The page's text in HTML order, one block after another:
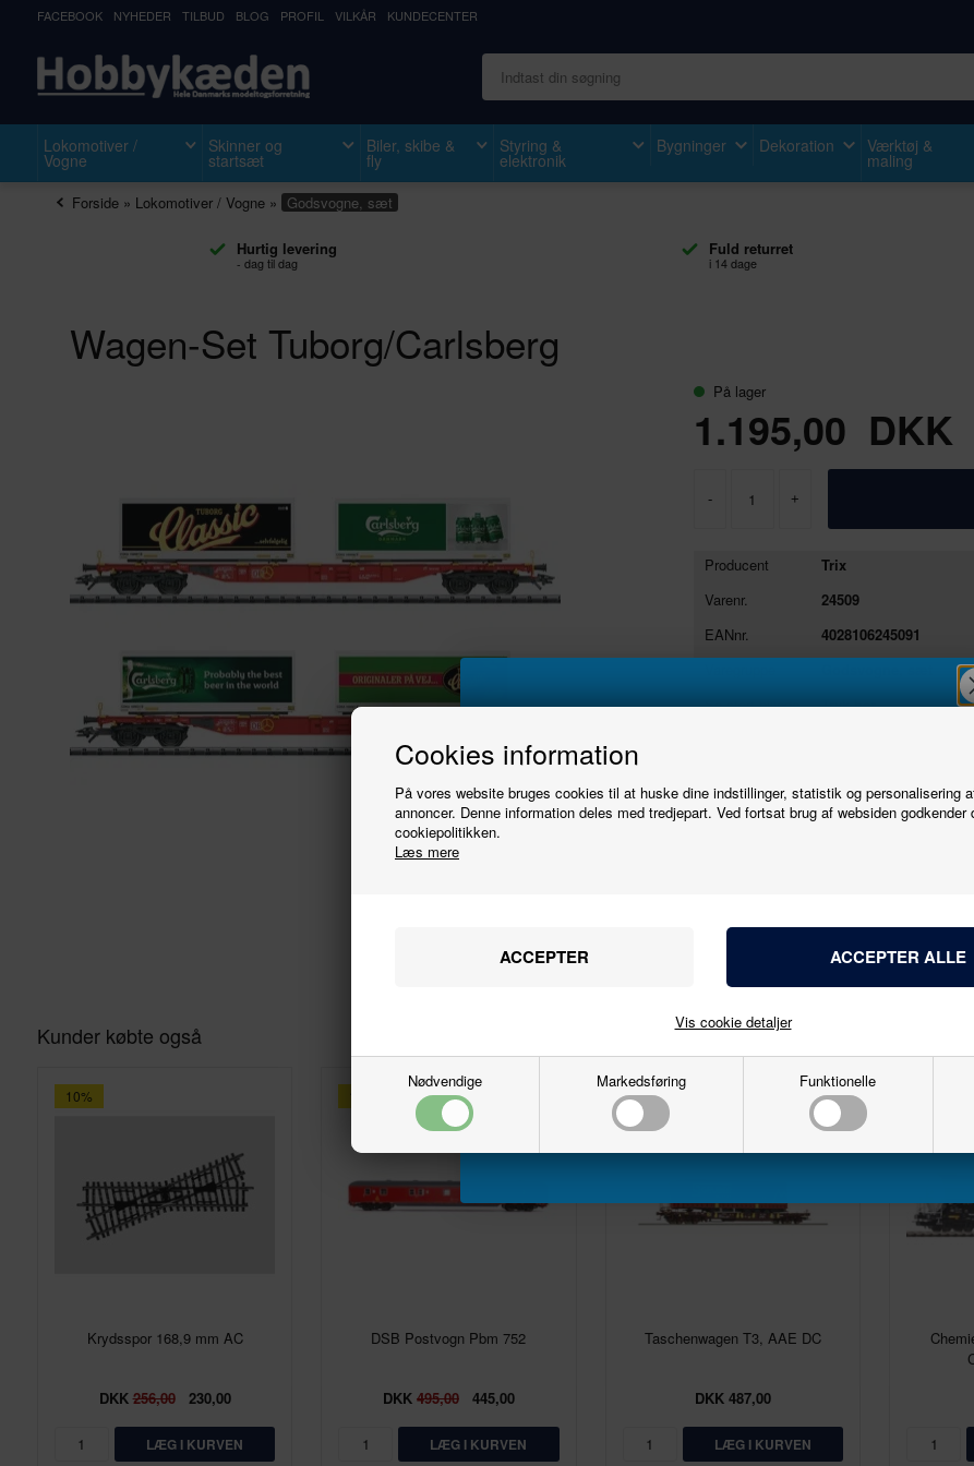
Cookies information
På vores website bruges cookies til at huske dine indstillinger, statistik og personalisering
annoncer. Denne information deles med tredjepart. Ved fortsat brug af websiden godkender
cookiepolitikken.
Læs mere
Nødvendige Markedsføring Funktionelle
Vis cookie detaljer
FACEBOOK NYHEDER TILBUD BLOG PROFIL VILKÅR KUNDECENTER
Lokomotiver /
Vogne
Skinner og
startsæt
Biler, skibe &
fly
Styring &
elektronik
Bygninger Dekoration Værktøj &
maling
Forside» Lokomotiver / Vogne» Godsvogne, sæt
Hurtig levering
- dag til dag
Fuld returret
i 14 dage
Wagen-Set Tuborg/Carlsberg
På lager
1.195,00 DKK
- +
Producent
Trix
Varenr.
24509
EANnr.
4028106245091
Se stort billede
Tryk her
dobbelt Carlsberg/Tuborg vognsæt
Kunder købte også
10%
Krydsspor 168,9 mm AC
DKK256,00 230,00
DSB Postvogn Pbm 752
DKK 495,00 445,00
Taschenwagen T3, AAE DC
DKK 487,00
nyhedsbrevet